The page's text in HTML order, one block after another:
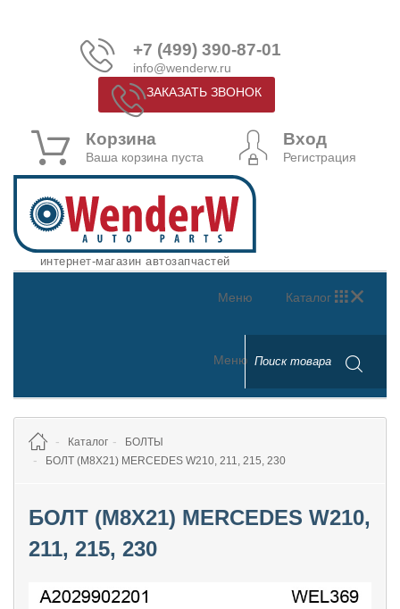
+7 (499) 390-87-01
info@wenderw.ru
ЗАКАЗАТЬ ЗВОНОК
Корзина
Ваша корзина пуста
Вход
Регистрация
интернет-магазин автозапчастей
Каталог
Меню
Меню
Каталог
БОЛТЫ
БОЛТ (M8X21) MERCEDES W210, 211, 215, 230
БОЛТ (M8X21) MERCEDES W210,
211, 215, 230